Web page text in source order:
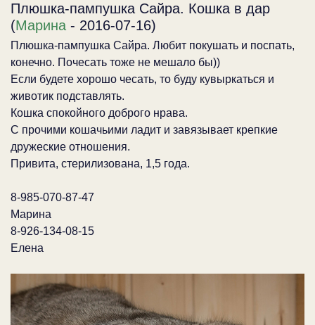
Плюшка-пампушка Сайра. Кошка в дар
(Марина - 2016-07-16)
Плюшка-пампушка Сайра. Любит покушать и поспать,
конечно. Почесать тоже не мешало бы))
Если будете хорошо чесать, то буду кувыркаться и
животик подставлять.
Кошка спокойного доброго нрава.
С прочими кошачьими ладит и завязывает крепкие
дружеские отношения.
Привита, стерилизована, 1,5 года.
8-985-070-87-47
Марина
8-926-134-08-15
Елена